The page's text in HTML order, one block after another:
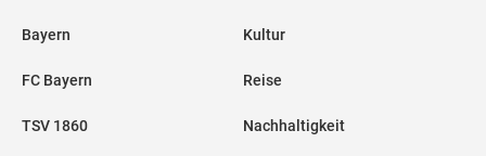
Bayern
FC Bayern
TSV 1860
Kultur
Reise
Nachhaltigkeit